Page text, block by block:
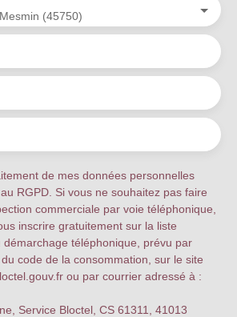
(45750)
de mes données personnelles
RGPD. Si vous ne souhaitez pas faire
commerciale par voie téléphonique,
inscrire gratuitement sur la liste
démarchage téléphonique, prévu par
code de la consommation, sur le site
ou par courrier adressé à :
Service Bloctel, CS 61311, 41013